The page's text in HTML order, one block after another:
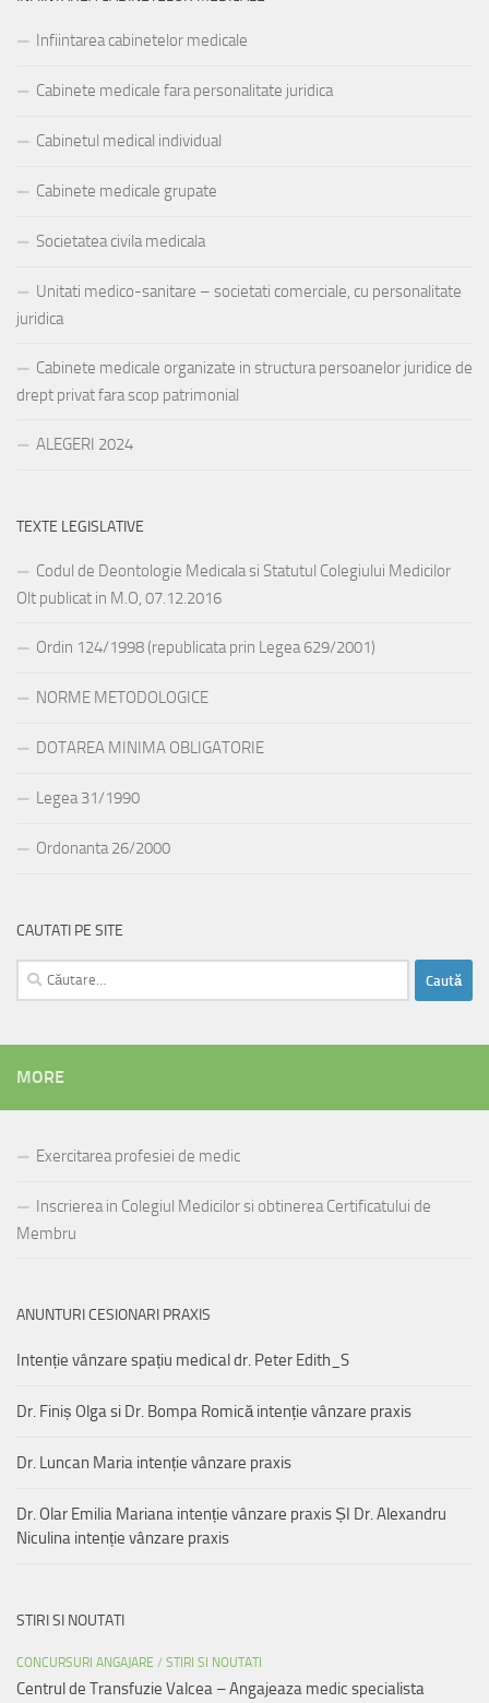
Infiintarea cabinetelor medicale
Cabinete medicale fara personalitate juridica
Cabinetul medical individual
Cabinete medicale grupate
Societatea civila medicala
Unitati medico-sanitare – societati comerciale, cu personalitate
juridica
Cabinete medicale organizate in structura persoanelor juridice de
drept privat fara scop patrimonial
ALEGERI 2024
TEXTE LEGISLATIVE
Codul de Deontologie Medicala si Statutul Colegiului Medicilor
Olt publicat in M.O, 07.12.2016
Ordin 124/1998 (republicata prin Legea 629/2001)
NORME METODOLOGICE
DOTAREA MINIMA OBLIGATORIE
Legea 31/1990
Ordonanta 26/2000
CAUTATI PE SITE
Caută
după:
MORE
Exercitarea profesiei de medic
Inscrierea in Colegiul Medicilor si obtinerea Certificatului de
Membru
ANUNTURI CESIONARI PRAXIS
Intenție vânzare spațiu medical dr. Peter Edith_S
Dr. Finiș Olga si Dr. Bompa Romică intenție vânzare praxis
Dr. Luncan Maria intenție vânzare praxis
Dr. Olar Emilia Mariana intenție vânzare praxis ȘI Dr. Alexandru
Niculina intenție vânzare praxis
STIRI SI NOUTATI
CONCURSURI ANGAJARE / STIRI SI NOUTATI
Centrul de Transfuzie Valcea – Angajeaza medic specialista